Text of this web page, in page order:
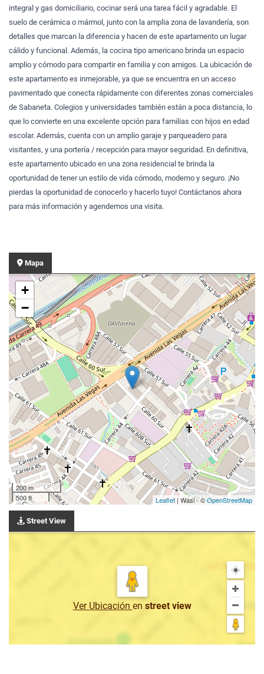
integral y gas domiciliario, cocinar será una tarea fácil y agradable. El
suelo de cerámica o mármol, junto con la amplia zona de lavandería, son
detalles que marcan la diferencia y hacen de este apartamento un lugar
cálido y funcional. Además, la cocina tipo americano brinda un espacio
amplio y cómodo para compartir en familia y con amigos. La ubicación de
este apartamento es inmejorable, ya que se encuentra en un acceso
pavimentado que conecta rápidamente con diferentes zonas comerciales
de Sabaneta. Colegios y universidades también están a poca distancia, lo
que lo convierte en una excelente opción para familias con hijos en edad
escolar. Además, cuenta con un amplio garaje y parqueadero para
visitantes, y una portería / recepción para mayor seguridad. En definitiva,
este apartamento ubicado en una zona residencial te brinda la
oportunidad de tener un estilo de vida cómodo, moderno y seguro. ¡No
pierdas la oportunidad de conocerlo y hacerlo tuyo! Contáctanos ahora
para más información y agendemos una visita.
Mapa
+
−
200 m
500 ft
Leaflet | Wasi - ©OpenStreetMap
Street View
Ver Ubicación en street view